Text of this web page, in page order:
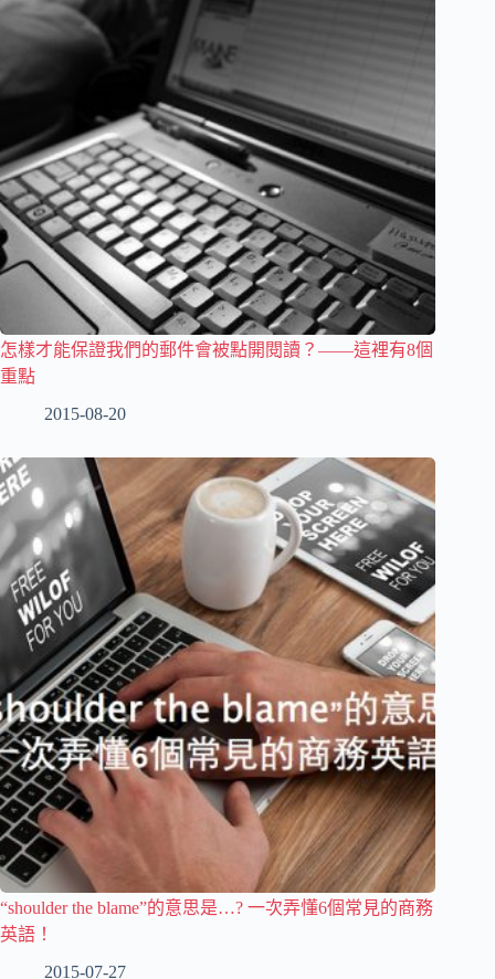
怎樣才能保證我們的郵件會被點開閱讀？——這裡有8個
重點
2015-08-20
“shoulder the blame”的意思是…? 一次弄懂6個常見的商務
英語！
2015-07-27